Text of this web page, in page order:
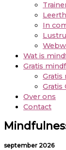
In
Wat is
Gratis
Gratis
Gratis
Over ons
Contact
september 2026